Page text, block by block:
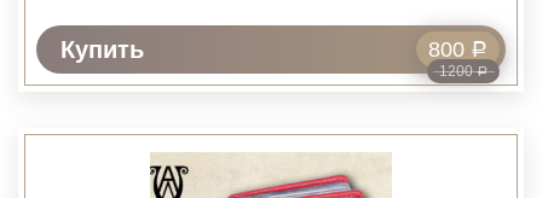
Купить
1200Р
800 Р